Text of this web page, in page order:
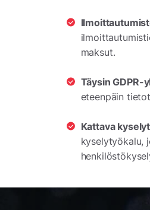
maksut.
Täysin GDPR-
eteenpäin
Kattava
kyselytyökalu,